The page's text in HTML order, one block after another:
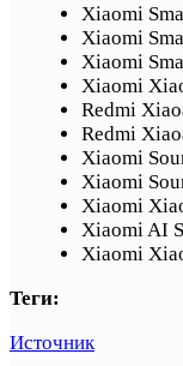
Xiaomi
Xiaomi
Xiaomi
Xiaomi
Redmi
Redmi
Xiaomi
Xiaomi
Xiaomi
Xiaomi AI
Xiaomi
Теги:
Источник